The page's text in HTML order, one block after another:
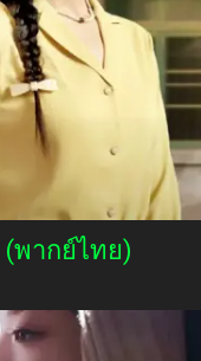
(พากย์ไทย)